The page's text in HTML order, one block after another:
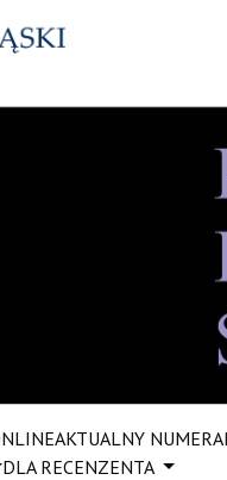
AKTUALNY NUMER
DLA RECENZENTA